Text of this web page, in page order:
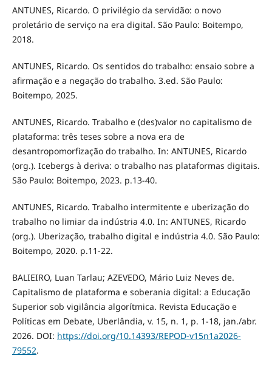
ANTUNES, Ricardo. O privilégio da servidão: o novo
proletário de serviço na era digital. São Paulo: Boitempo,
2018.
ANTUNES, Ricardo. Os sentidos do trabalho: ensaio sobre a
afirmação e a negação do trabalho. 3.ed. São Paulo:
Boitempo, 2025.
ANTUNES, Ricardo. Trabalho e (des)valor no capitalismo de
plataforma: três teses sobre a nova era de
desantropomorfização do trabalho. In: ANTUNES, Ricardo
(org.). Icebergs à deriva: o trabalho nas plataformas digitais.
São Paulo: Boitempo, 2023. p.13-40.
ANTUNES, Ricardo. Trabalho intermitente e uberização do
trabalho no limiar da indústria 4.0. In: ANTUNES, Ricardo
(org.). Uberização, trabalho digital e indústria 4.0. São Paulo:
Boitempo, 2020. p.11-22.
BALIEIRO, Luan Tarlau; AZEVEDO, Mário Luiz Neves de.
Capitalismo de plataforma e soberania digital: a Educação
Superior sob vigilância algorítmica. Revista Educação e
Políticas em Debate, Uberlândia, v. 15, n. 1, p. 1-18, jan./abr.
2026. DOI: https://doi.org/10.14393/REPOD-v15n1a2026-
79552.